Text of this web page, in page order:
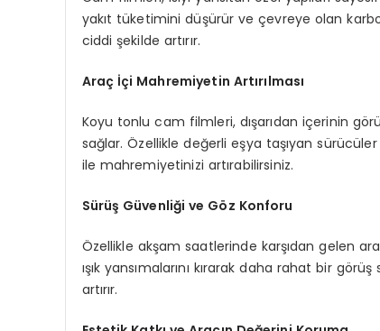
yakıt tüketimini düşürür ve çevreye olan
ciddi şekilde artırır.
Araç İçi Mahremiyetin Artırılması
Koyu tonlu cam filmleri, dışarıdan içerinin
sağlar. Özellikle değerli eşya taşıyan
ile mahremiyetinizi artırabilirsiniz.
Sürüş Güvenliği ve Göz Konforu
Özellikle akşam saatlerinde karşıdan gelen
ışık yansımalarını kırarak daha rahat bir
artırır.